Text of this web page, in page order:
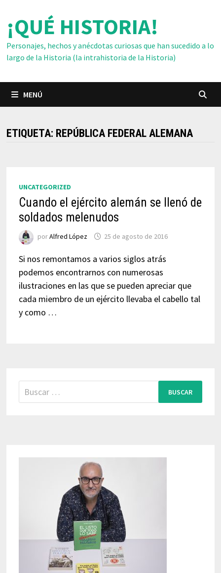
contenido
¡QUÉ HISTORIA!
Personajes, hechos y anécdotas curiosas que han sucedido a lo
largo de la Historia (la intrahistoria de la Historia)
MENÚ
ETIQUETA: REPÚBLICA FEDERAL ALEMANA
UNCATEGORIZED
Cuando el ejército alemán se llenó de
soldados melenudos
porAlfred López 25 de agosto de 2016
Si nos remontamos a varios siglos atrás
podemos encontrarnos con numerosas
ilustraciones en las que se pueden apreciar que
cada miembro de un ejército llevaba el cabello tal
y como …
Buscar: